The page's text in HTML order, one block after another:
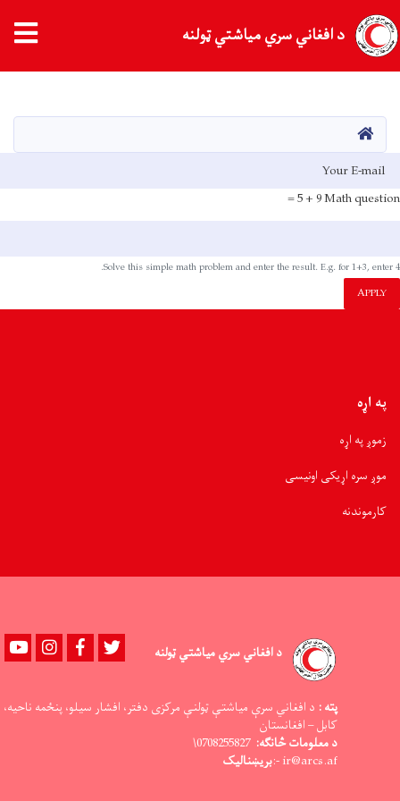
د افغاني سري میاشتي ټولنه
کور
E-mail
Math question
9 + 5 =
Solve this simple math problem and enter the result. E.g. for 1+3, enter 4.
APPLY
په اړه
زموږ په اړه
موږ سره اړیکی اونیسی
کارموندنه
د افغاني سري میاشتي ټولنه YoutubeinstagramFacebook Twitter
پته : د افغاني سرې میاشتې ټولنې مرکزی دفتر، افشار سیلو، پنځمه ناحیه،
کابل – افغانستان
د معلومات څانګه: 0708255827\
ir@arcs.af -: بریښنالیک